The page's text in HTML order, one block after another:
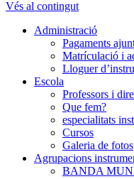
Vés al contingut
Administració
Pagaments
Matrículació i
Lloguer
Escola
Professors i
Que fem?
especialitats
Cursos
Galeria de fotos
Agrupacions
BANDA